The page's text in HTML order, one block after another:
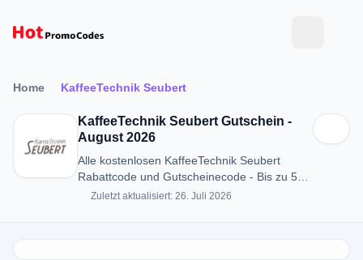
Home KaffeeTechnik Seubert
KaffeeTechnik Seubert Gutschein -
August 2026
Alle kostenlosen KaffeeTechnik Seubert
Rabattcode und Gutscheinecode - Bis zu 5%
RABATT in August 2026
Zuletzt aktualisiert: 26. Juli 2026